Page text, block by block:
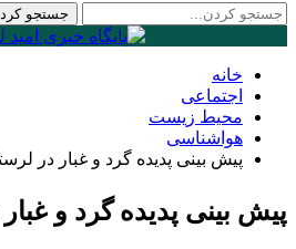
خانه
اجتماعی
محیط زیست
هواشناسی
پیش بینی پدیده گرد و غبار در
پیش بینی پدیده گرد و